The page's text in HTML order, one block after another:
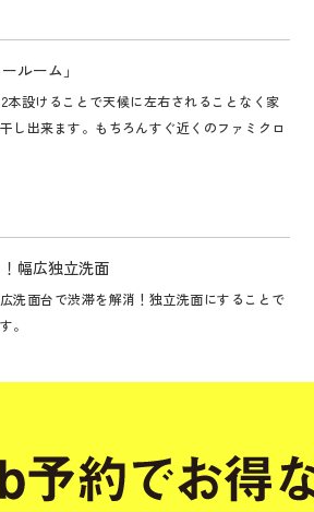
ルーム」
本設けることで天候に左右されることなく家
し出来ます。もちろんすぐ近くのファミクロ
幅広独立洗面
洗面台で渋滞を解消！独立洗面にすることで
。